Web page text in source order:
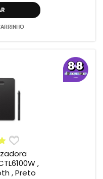
,
, Preto